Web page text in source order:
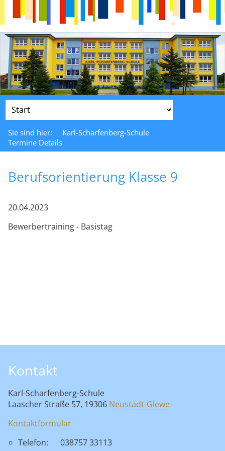
Zielseite
Sie sind hier:
Karl-Scharfenberg-Schule
Termine Details
Berufsorientierung Klasse 9
20.04.2023
Bewerbertraining - Basistag
Kontakt
Karl-Scharfenberg-Schule
Laascher Straße 57, 19306 Neustadt-Glewe
Kontaktformular
Telefon:
038757 33113